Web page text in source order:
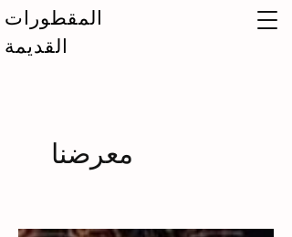
المقطورات
القديمة
معرضنا